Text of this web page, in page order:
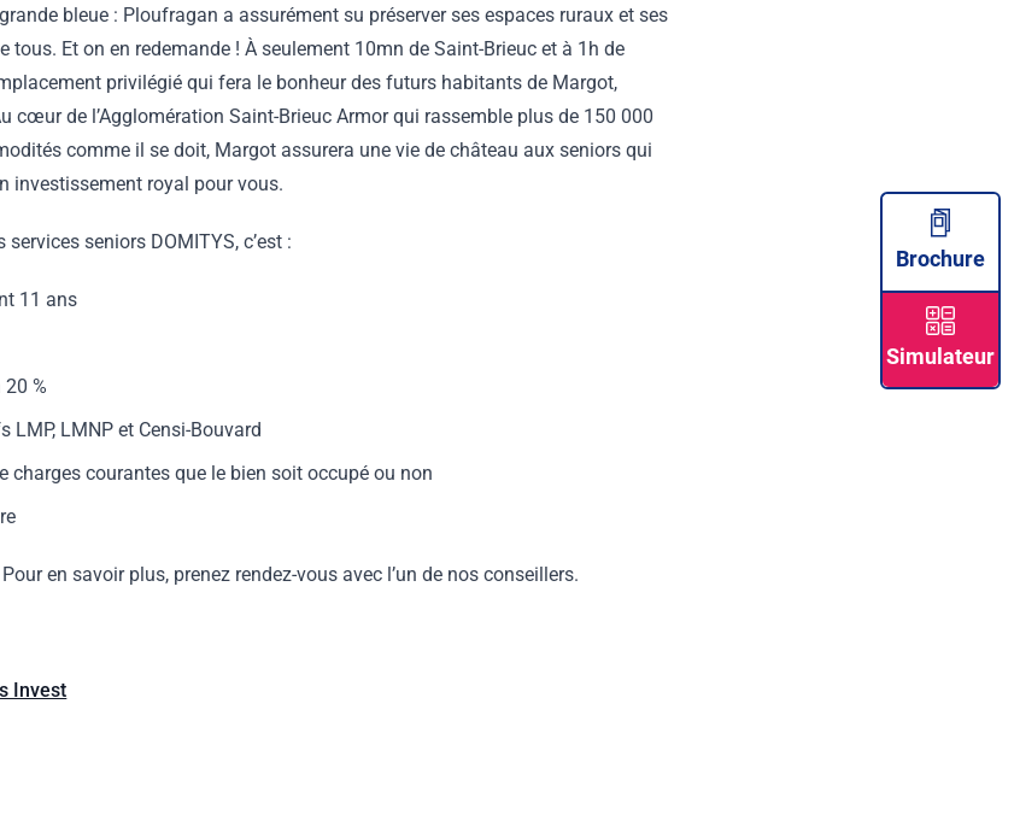
bleue : Ploufragan a assurément su préserver ses espaces ruraux et ses
tous. Et on en redemande ! À seulement 10mn de Saint-Brieuc et à 1h de
privilégié qui fera le bonheur des futurs habitants de Margot,
cœur de l’Agglomération Saint-Brieuc Armor qui rassemble plus de 150 000
comme il se doit, Margot assurera une vie de château aux seniors qui
investissement royal pour vous.
seniors DOMITYS, c’est :
11 ans
%
LMNP et Censi-Bouvard
charges courantes que le bien soit occupé ou non
en savoir plus, prenez rendez-vous avec l’un de nos conseillers.
Invest
Brochure
Simulateur